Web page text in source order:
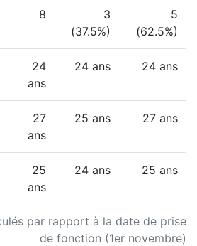
par rapport à la date de prise
de fonction (1er novembre)
8
3
(37.5%)
5
(62.5%)
24
ans
24 ans 24 ans
27
ans
25 ans 27 ans
25
ans
24 ans 25 ans